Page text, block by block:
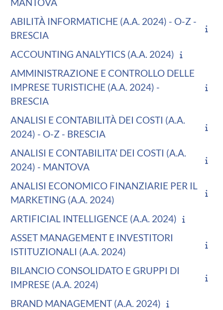
ABILITÀ INFORMATICHE (A.A. 2024) - O-Z -
BRESCIA
ACCOUNTING ANALYTICS (A.A. 2024)
AMMINISTRAZIONE E CONTROLLO DELLE
IMPRESE TURISTICHE (A.A. 2024) -
BRESCIA
ANALISI E CONTABILITÀ DEI COSTI (A.A.
2024) - O-Z - BRESCIA
ANALISI E CONTABILITA' DEI COSTI (A.A.
2024) - MANTOVA
ANALISI ECONOMICO FINANZIARIE PER IL
MARKETING (A.A. 2024)
ARTIFICIAL INTELLIGENCE (A.A. 2024)
ASSET MANAGEMENT E INVESTITORI
ISTITUZIONALI (A.A. 2024)
BILANCIO CONSOLIDATO E GRUPPI DI
IMPRESE (A.A. 2024)
BRAND MANAGEMENT (A.A. 2024)